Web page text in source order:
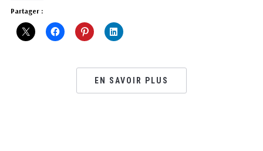
Partager :
EN SAVOIR PLUS